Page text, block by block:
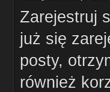
Zarejestruj
już się
posty,
również